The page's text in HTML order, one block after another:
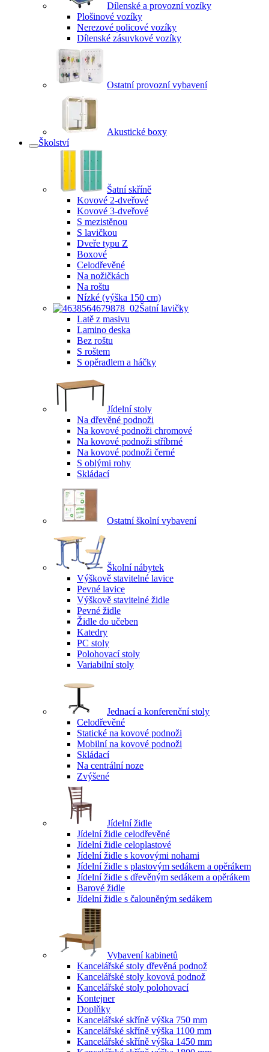
Dílenské a provozní vozíky
Plošinové vozíky
Nerezové policové vozíky
Dílenské zásuvkové vozíky
Ostatní provozní vybavení
Akustické boxy
Školství
Šatní skříně
Kovové 2-dveřové
Kovové 3-dveřové
S mezistěnou
S lavičkou
Dveře typu Z
Boxové
Celodřevěné
Na nožičkách
Na roštu
Nízké (výška 150 cm)
Šatní lavičky
Latě z masivu
Lamino deska
Bez roštu
S roštem
S opěradlem a háčky
Jídelní stoly
Na dřevěné podnoži
Na kovové podnoži chromové
Na kovové podnoži stříbrné
Na kovové podnoži černé
S oblými rohy
Skládací
Ostatní školní vybavení
Školní nábytek
Výškově stavitelné lavice
Pevné lavice
Výškově stavitelné židle
Pevné židle
Židle do učeben
Katedry
PC stoly
Polohovací stoly
Variabilní stoly
Jednací a konferenční stoly
Celodřevěné
Statické na kovové podnoži
Mobilní na kovové podnoži
Skládací
Na centrální noze
Zvýšené
Jídelní židle
Jídelní židle celodřevěné
Jídelní židle celoplastové
Jídelní židle s kovovými nohami
Jídelní židle s plastovým sedákem a opěrákem
Jídelní židle s dřevěným sedákem a opěrákem
Barové židle
Jídelní židle s čalouněným sedákem
Vybavení kabinetů
Kancelářské stoly dřevěná podnož
Kancelářské stoly kovová podnož
Kancelářské stoly polohovací
Kontejner
Doplňky
Kancelářské skříně výška 750 mm
Kancelářské skříně výška 1100 mm
Kancelářské skříně výška 1450 mm